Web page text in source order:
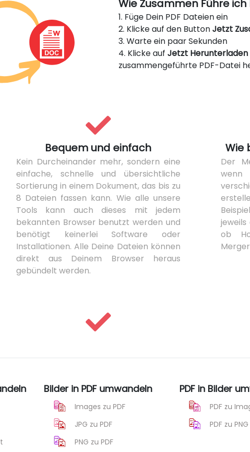
Wie Zusammen Führe ich
1. Füge Dein PDF Dateien ein
2. Klicke auf den ButtonJetzt
3. Warte ein paar Sekunden
4. Klicke auf Jetzt Herunterladen
zusammengeführte PDF-Datei
Bequem und einfach
Kein Durcheinander mehr, sondern eine
einfache, schnelle und übersichtliche
Sortierung in einem Dokument, das bis zu
8 Dateien fassen kann. Wie alle unsere
Tools kann auch dieses mit jedem
bekannten Browser benutzt werden und
benötigt keinerlei Software oder
Installationen. Alle Deine Dateien können
direkt aus Deinem Browser heraus
gebündelt werden.
Wie
Der
jeweils
ob
Bilder in PDF umwandeln
Images zu PDF
JPG zu PDF
PNG zu PDF
PDF in Bilder
PDF zu
PDF zu PNG